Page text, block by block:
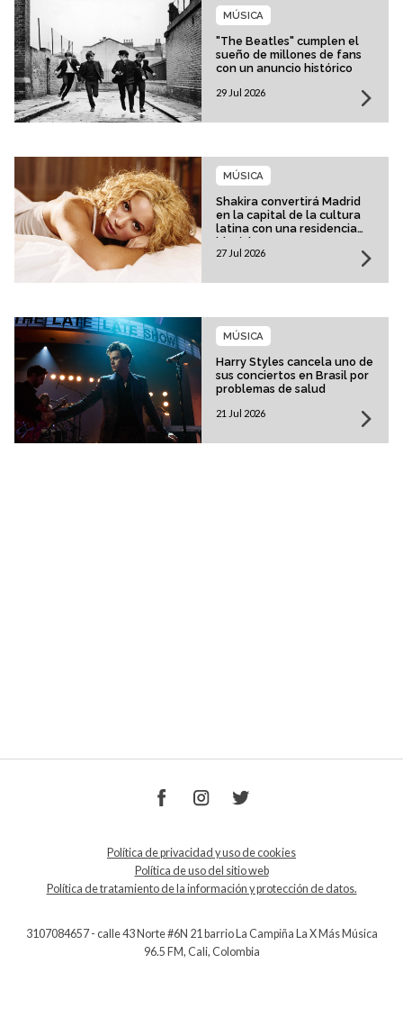
"The Beatles" cumplen el
sueño de millones de fans
con un anuncio histórico
MÚSICA
29 Jul 2026
Shakira convertirá Madrid
en la capital de la cultura
latina con una residencia
histórica
MÚSICA
27 Jul 2026
Harry Styles cancela uno de
sus conciertos en Brasil por
problemas de salud
MÚSICA
21 Jul 2026
Política de privacidad y uso de cookies
Política de uso del sitio web
Política de tratamiento de la información y protección de datos.
3107084657 - calle 43 Norte #6N 21 barrio La Campiña La X Más Música
96.5 FM, Cali, Colombia